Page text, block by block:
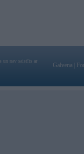
un nav saistīts ar
Galvena